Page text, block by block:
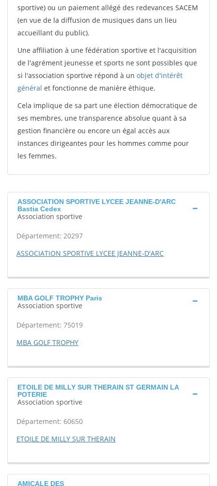
sportive) ou un paiement allégé des redevances SACEM
(en vue de la diffusion de musiques dans un lieu
accueillant du public).
Une affiliation à une fédération sportive et l'acquisition
de l'agrément jeunesse et sports ne sont possibles que
si l'association sportive répond à un objet d'intérêt
général et fonctionne de manière éthique.
Cela implique de sa part une élection démocratique de
ses membres, une transparence absolue quant à sa
gestion financière ou encore un égal accès aux
instances dirigeantes pour les hommes comme pour
les femmes.
ASSOCIATION SPORTIVE LYCEE JEANNE-D'ARC
Bastia Cedex
Association sportive
Département: 20297
ASSOCIATION SPORTIVE LYCEE JEANNE-D'ARC
MBA GOLF TROPHY Paris
Association sportive
Département: 75019
MBA GOLF TROPHY
ETOILE DE MILLY SUR THERAIN ST GERMAIN LA
POTERIE
Association sportive
Département: 60650
ETOILE DE MILLY SUR THERAIN
AMICALE DES